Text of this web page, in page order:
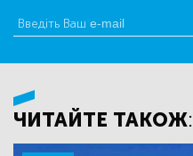
ЧИТАЙТЕ ТАКОЖ: